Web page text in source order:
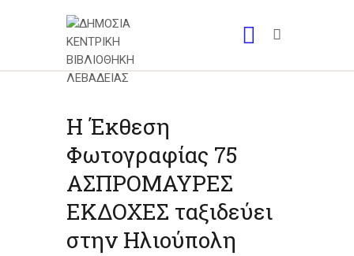
Η Έκθεση
Φωτογραφίας 75
ΑΣΠΡΟΜΑΥΡΕΣ
ΕΚΔΟΧΕΣ ταξιδεύει
στην Ηλιούπολη